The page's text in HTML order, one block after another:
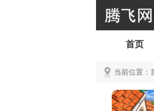
首页
当前位置：